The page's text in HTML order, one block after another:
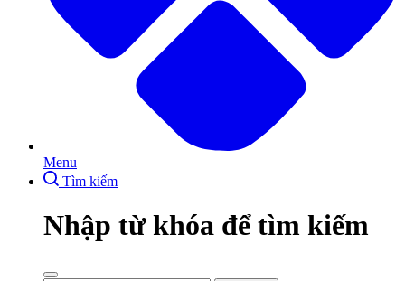
Menu
Tìm kiếm
Nhập từ khóa để tìm kiếm